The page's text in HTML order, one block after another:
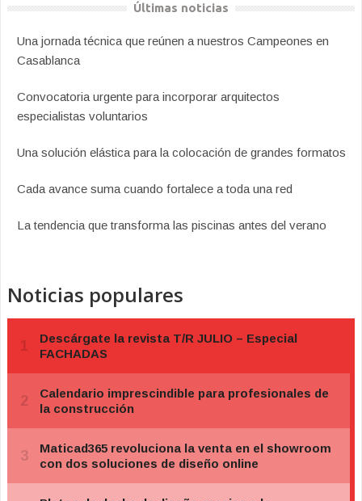
Últimas noticias
Una jornada técnica que reúnen a nuestros Campeones en
Casablanca
Convocatoria urgente para incorporar arquitectos
especialistas voluntarios
Una solución elástica para la colocación de grandes formatos
Cada avance suma cuando fortalece a toda una red
La tendencia que transforma las piscinas antes del verano
Noticias populares